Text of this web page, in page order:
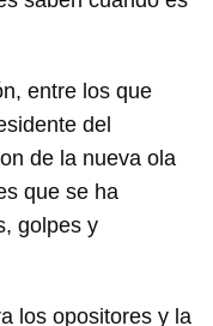
entre los que
del
de la nueva ola
que se ha
golpes y
los opositores y la